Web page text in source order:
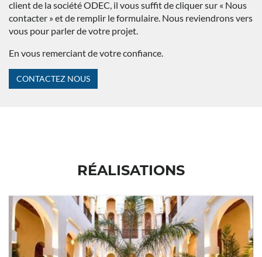
client de la société ODEC, il vous suffit de cliquer sur « Nous
contacter » et de remplir le formulaire. Nous reviendrons vers
vous pour parler de votre projet.
En vous remerciant de votre confiance.
CONTACTEZ NOUS
RÉALISATIONS